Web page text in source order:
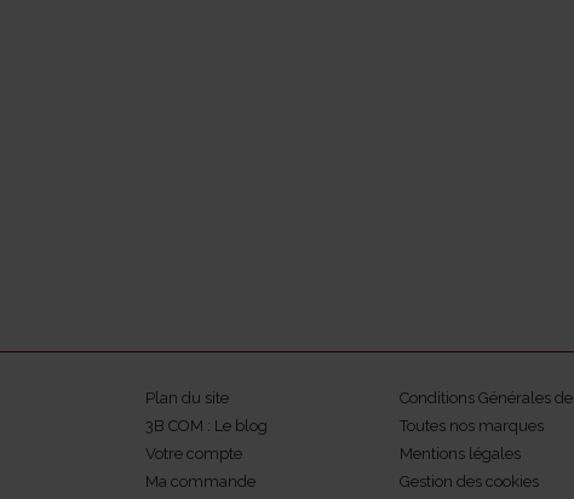
Plan du site
3B COM : Le blog
Votre compte
Ma commande
Conditions Générales
Toutes nos marques
Mentions légales
Gestion des cookies